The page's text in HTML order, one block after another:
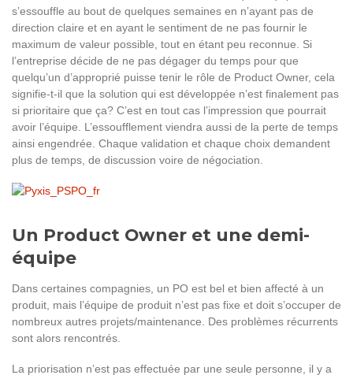
s’essouffle au bout de quelques semaines en n’ayant pas de
direction claire et en ayant le sentiment de ne pas fournir le
maximum de valeur possible, tout en étant peu reconnue. Si
l’entreprise décide de ne pas dégager du temps pour que
quelqu’un d’approprié puisse tenir le rôle de Product Owner, cela
signifie-t-il que la solution qui est développée n’est finalement pas
si prioritaire que ça? C’est en tout cas l’impression que pourrait
avoir l’équipe. L’essoufflement viendra aussi de la perte de temps
ainsi engendrée. Chaque validation et chaque choix demandent
plus de temps, de discussion voire de négociation.
Un Product Owner et une demi-
équipe
Dans certaines compagnies, un PO est bel et bien affecté à un
produit, mais l’équipe de produit n’est pas fixe et doit s’occuper de
nombreux autres projets/maintenance. Des problèmes récurrents
sont alors rencontrés.
La priorisation n’est pas effectuée par une seule personne, il y a